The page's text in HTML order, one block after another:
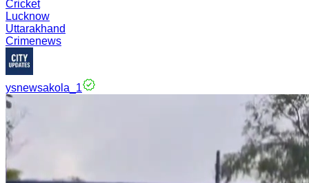
Cricket
Lucknow
Uttarakhand
Crimenews
ysnewsakola_1